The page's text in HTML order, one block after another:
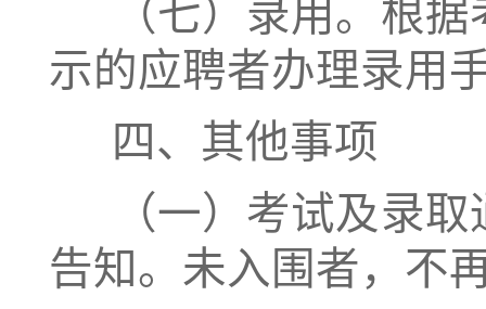
（七）录用。根据
示的应聘者办理录用
四、其他事项
（一）考试及录取
告知。未入围者，不